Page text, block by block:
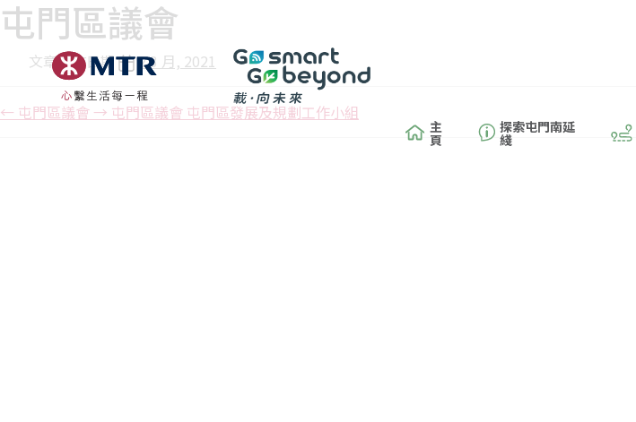
主
頁
探索屯門南延
綫
屯門區議會
文章發佈日期 2 3 月, 2021
← 屯門區議會 → 屯門區議會 屯門區發展及規劃工作小組